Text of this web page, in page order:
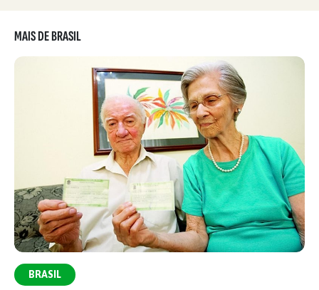
MAIS DE BRASIL
BRASIL